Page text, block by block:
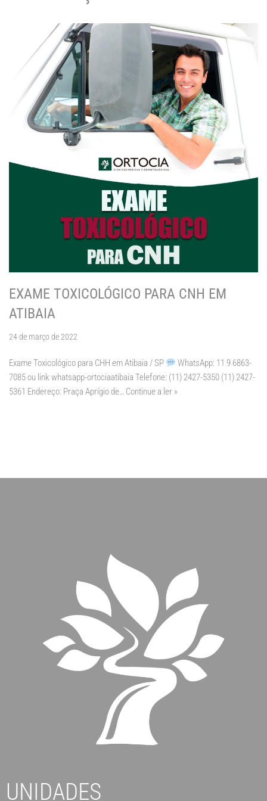
EXAME TOXICOLÓGICO PARA CNH EM
ATIBAIA
24 de março de 2022
Exame Toxicológico para CHH em Atibaia / SP
WhatsApp: 11 9 6863-
7085 ou link whatsapp-ortociaatibaia Telefone: (11) 2427-5350 (11) 2427-
5361 Endereço: Praça Aprígio de… Continue a ler »
UNIDADES